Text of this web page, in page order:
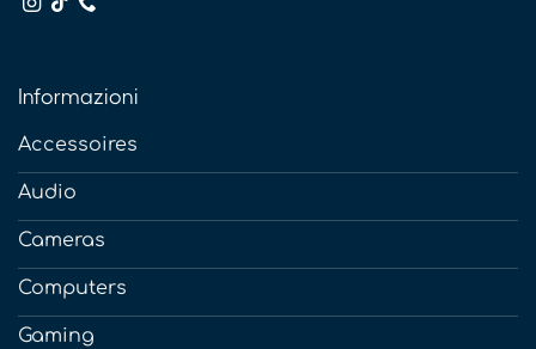
Informazioni
Accessoires
Audio
Cameras
Computers
Gaming